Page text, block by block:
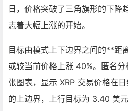
日，价格突破了三角旗形的下降
志着大幅上涨的开始。
目标由模式上下边界之间的**距
或较当前价格上涨 40%。匿名
张图表，显示 XRP 交易价格在
的上边界，上行目标为 3.40 美元